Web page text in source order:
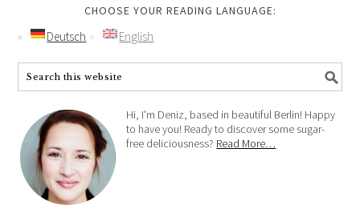
CHOOSE YOUR READING LANGUAGE:
Deutsch English
Hi, I'm Deniz, based in beautiful Berlin! Happy
to have you! Ready to discover some sugar-
free deliciousness? Read More…